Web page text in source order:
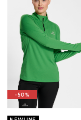
-50%